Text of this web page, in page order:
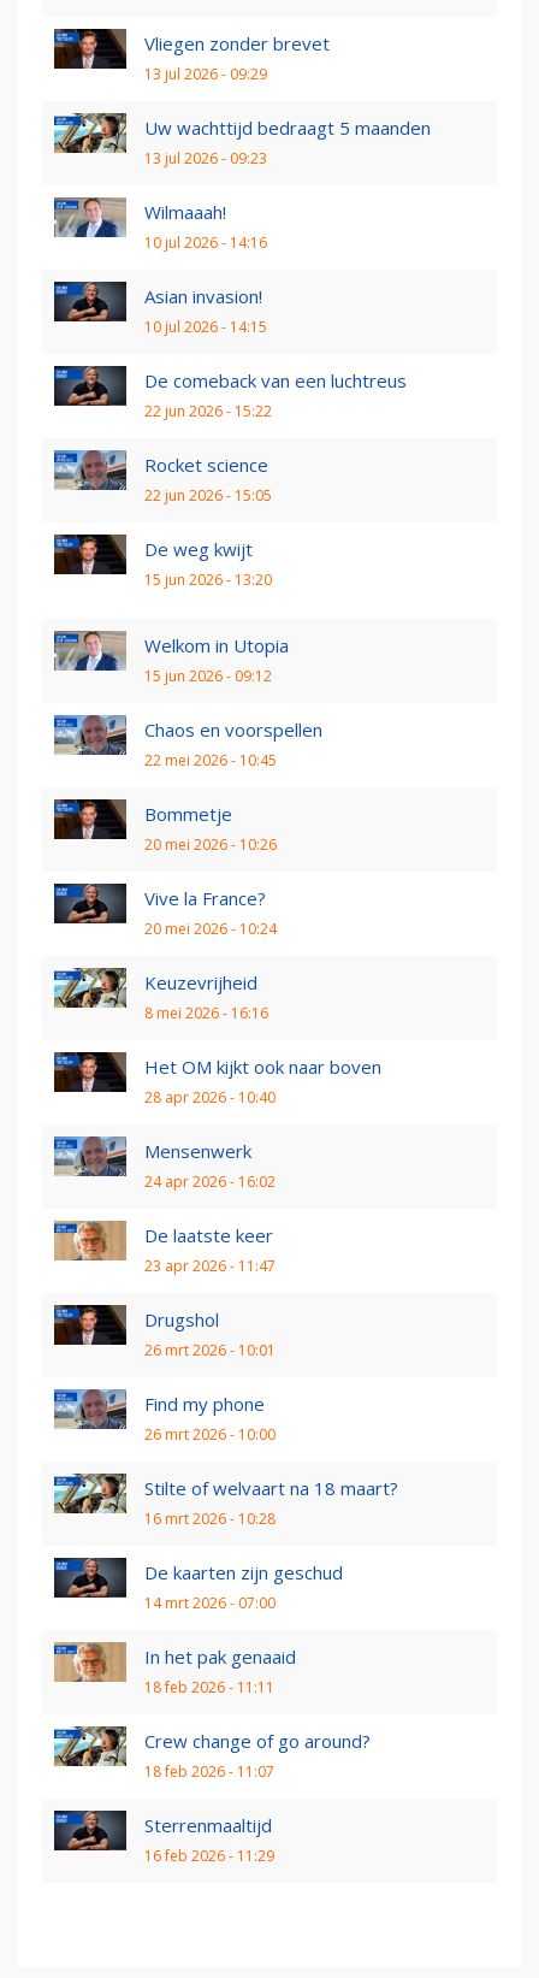
Vliegen zonder brevet
13 jul 2026 - 09:29
Uw wachttijd bedraagt 5 maanden
13 jul 2026 - 09:23
Wilmaaah!
10 jul 2026 - 14:16
Asian invasion!
10 jul 2026 - 14:15
De comeback van een luchtreus
22 jun 2026 - 15:22
Rocket science
22 jun 2026 - 15:05
De weg kwijt
15 jun 2026 - 13:20
Welkom in Utopia
15 jun 2026 - 09:12
Chaos en voorspellen
22 mei 2026 - 10:45
Bommetje
20 mei 2026 - 10:26
Vive la France?
20 mei 2026 - 10:24
Keuzevrijheid
8 mei 2026 - 16:16
Het OM kijkt ook naar boven
28 apr 2026 - 10:40
Mensenwerk
24 apr 2026 - 16:02
De laatste keer
23 apr 2026 - 11:47
Drugshol
26 mrt 2026 - 10:01
Find my phone
26 mrt 2026 - 10:00
Stilte of welvaart na 18 maart?
16 mrt 2026 - 10:28
De kaarten zijn geschud
14 mrt 2026 - 07:00
In het pak genaaid
18 feb 2026 - 11:11
Crew change of go around?
18 feb 2026 - 11:07
Sterrenmaaltijd
16 feb 2026 - 11:29